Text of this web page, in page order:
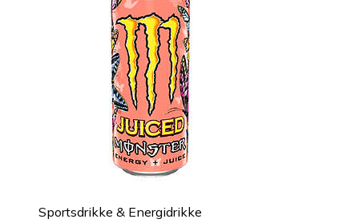
Sportsdrikke & Energidrikke